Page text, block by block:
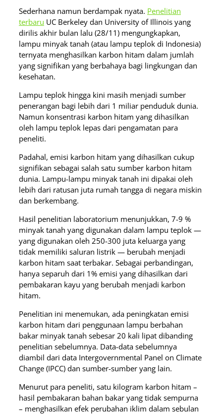
Sederhana namun berdampak nyata. Penelitian
terbaru UC Berkeley dan University of Illinois yang
dirilis akhir bulan lalu (28/11) mengungkapkan,
lampu minyak tanah (atau lampu teplok di Indonesia)
ternyata menghasilkan karbon hitam dalam jumlah
yang signifikan yang berbahaya bagi lingkungan dan
kesehatan.
Lampu teplok hingga kini masih menjadi sumber
penerangan bagi lebih dari 1 miliar penduduk dunia.
Namun konsentrasi karbon hitam yang dihasilkan
oleh lampu teplok lepas dari pengamatan para
peneliti.
Padahal, emisi karbon hitam yang dihasilkan cukup
signifikan sebagai salah satu sumber karbon hitam
dunia. Lampu-lampu minyak tanah ini dipakai oleh
lebih dari ratusan juta rumah tangga di negara miskin
dan berkembang.
Hasil penelitian laboratorium menunjukkan, 7-9 %
minyak tanah yang digunakan dalam lampu teplok —
yang digunakan oleh 250-300 juta keluarga yang
tidak memiliki saluran listrik — berubah menjadi
karbon hitam saat terbakar. Sebagai perbandingan,
hanya separuh dari 1% emisi yang dihasilkan dari
pembakaran kayu yang berubah menjadi karbon
hitam.
Penelitian ini menemukan, ada peningkatan emisi
karbon hitam dari penggunaan lampu berbahan
bakar minyak tanah sebesar 20 kali lipat dibanding
penelitian sebelumnya. Data-data sebelumnya
diambil dari data Intergovernmental Panel on Climate
Change (IPCC) dan sumber-sumber yang lain.
Menurut para peneliti, satu kilogram karbon hitam –
hasil pembakaran bahan bakar yang tidak sempurna
– menghasilkan efek perubahan iklim dalam sebulan